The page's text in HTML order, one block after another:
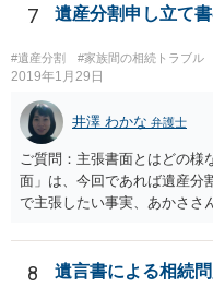
るかになります。 売却でき
であるとなれば、共有持ち
放棄できたとしても時間と費
較して費用対効果があるかど
7 遺産分割申し立て
#遺産分割 #家族間の相続トラブル
2019年1月29日
井澤 わかな 弁護士
ご質問：主張書面とはどの
面」は、今回であれば遺産分
で主張したい事実、あかささ
ります。 もし、主張したい
資料を持っているようであ
し、お姉さんに見られたく
8 遺言書による相続